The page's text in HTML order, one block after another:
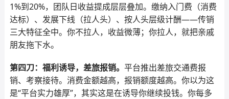
1%到20%，团队日收益提成层层叠加。缴纳入门费（消费
达标）、发展下线（拉人头）、按人头层级计酬——传销
三大特征全中。你不拉人，收益微薄；你拉人，就把亲戚
朋友拖下水。
第四刀：福利诱导，差旅报销。 平台推出差旅交通费报
销、考察接待。消费金额越高，报销额度越高。你以为这
是“平台实力雄厚”，其实这是在诱导你继续投钱。你每多